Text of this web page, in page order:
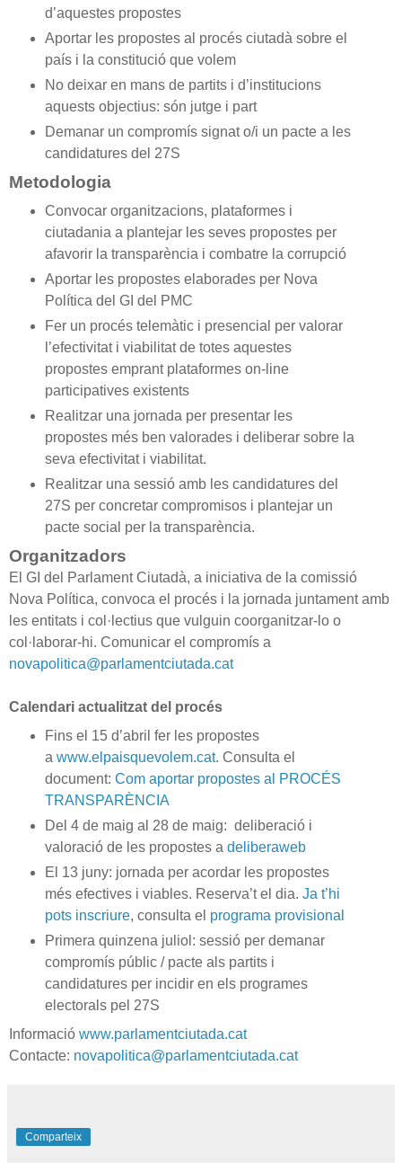
d’aquestes propostes
Aportar les propostes al procés ciutadà sobre el
país i la constitució que volem
No deixar en mans de partits i d’institucions
aquests objectius: són jutge i part
Demanar un compromís signat o/i un pacte a les
candidatures del 27S
Metodologia
Convocar organitzacions, plataformes i
ciutadania a plantejar les seves propostes per
afavorir la transparència i combatre la corrupció
Aportar les propostes elaborades per Nova
Política del GI del PMC
Fer un procés telemàtic i presencial per valorar
l’efectivitat i viabilitat de totes aquestes
propostes emprant plataformes on-line
participatives existents
Realitzar una jornada per presentar les
propostes més ben valorades i deliberar sobre la
seva efectivitat i viabilitat.
Realitzar una sessió amb les candidatures del
27S per concretar compromisos i plantejar un
pacte social per la transparència.
Organitzadors
El GI del Parlament Ciutadà, a iniciativa de la comissió
Nova Política, convoca el procés i la jornada juntament amb
les entitats i col·lectius que vulguin coorganitzar-lo o
col·laborar-hi. Comunicar el compromís a
novapolitica@parlamentciutada.cat
Calendari actualitzat del procés
Fins el 15 d’abril fer les propostes
a www.elpaisquevolem.cat. Consulta el
document: Com aportar propostes al PROCÉS
TRANSPARÈNCIA
Del 4 de maig al 28 de maig: deliberació i
valoració de les propostes a deliberaweb
El 13 juny: jornada per acordar les propostes
més efectives i viables. Reserva’t el dia. Ja t’hi
pots inscriure, consulta el programa provisional
Primera quinzena juliol: sessió per demanar
compromís públic / pacte als partits i
candidatures per incidir en els programes
electorals pel 27S
Informació www.parlamentciutada.cat
Contacte: novapolitica@parlamentciutada.cat
Comparteix